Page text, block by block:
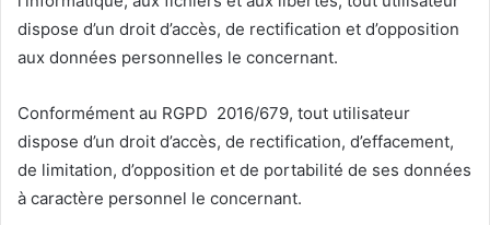
dispose d’un droit d’accès, de rectification et d’opposition
aux données personnelles le concernant.
Conformément au RGPD 2016/679, tout utilisateur
dispose d’un droit d’accès, de rectification, d’effacement,
de limitation, d’opposition et de portabilité de ses données
à caractère personnel le concernant.